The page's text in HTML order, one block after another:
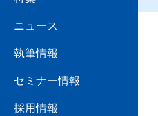
ニュース
執筆情報
セミナー情報
採用情報